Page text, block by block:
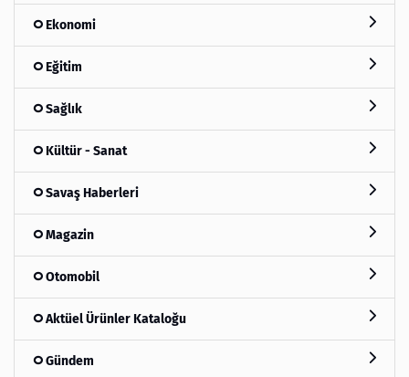
Ekonomi
Eğitim
Sağlık
Kültür - Sanat
Savaş Haberleri
Magazin
Otomobil
Aktüel Ürünler Kataloğu
Gündem